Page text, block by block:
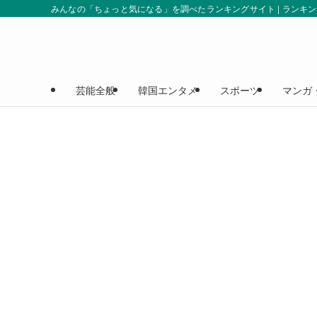
みんなの「ちょっと気になる」を調べたランキングサイト | ランキ
芸能全般 韓国エンタメ スポーツ マンガ